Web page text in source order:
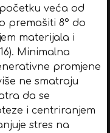
veća od
premašiti 8° do
materijala i
Minimalna
promjene
ne smatraju
da se
i centriranjem
stres na